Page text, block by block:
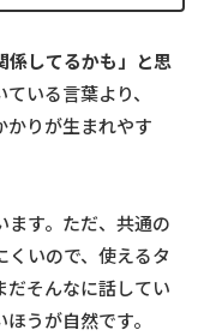
係してるかも」と思
いる言葉より、
かりが生まれやす
ます。ただ、共通の
いので、使えるタ
だそんなに話してい
うが自然です。